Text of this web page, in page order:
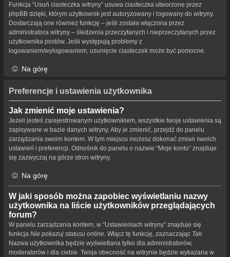
Funkcja “Usuń ciasteczka witryny” usuwa ciasteczka utworzone przez
phpBB dzięki, którym użytkownik jest autoryzowany i logowany do witryny.
Dostarczają one również funkcję – jeśli została włączona przez
administratora witryny – śledzenia przeczytanych i nieprzeczytanych przez
użytkownika postów. Jeśli występują problemy z
logowaniem/wylogowaniem, usunięcie ciasteczek może być pomocne.
Na górę
Preferencje i ustawienia użytkownika
Jak zmienić moje ustawienia?
Jeżeli jesteś zarejestrowanym użytkownikiem, wszystkie twoje ustawienia są
zapisywane w bazie danych witryny. Aby je zmienić, przejdź do panelu
zarządzania swoim kontem. W tym miejscu możesz dokonać zmian swoich
ustawień i preferencji. Odnośnik do panelu o nazwie “Moje konto” znajduje
się zazwyczaj na górze stron witryny.
Na górę
W jaki sposób można zapobiec wyświetlaniu nazwy
użytkownika na liście użytkowników przeglądających
forum?
W panelu zarządzania kontem, w “Ustawieniach witryny” znajduje się
funkcja Nie pokazuj statusu online . Włącz tę funkcję, zaznaczając Tak
Nazwa użytkownika będzie wyświetlana tylko dla administratorów,
moderatorów i dla ciebie. Twoja obecność na witrynie będzie wykazana w